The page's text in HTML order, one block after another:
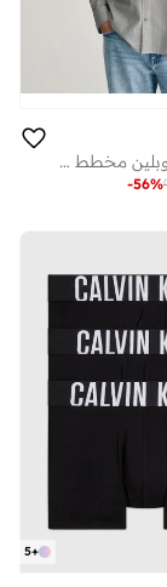
قميص غانت بوبلين مخطط بانكر بقصة عادية
-56%
+
5